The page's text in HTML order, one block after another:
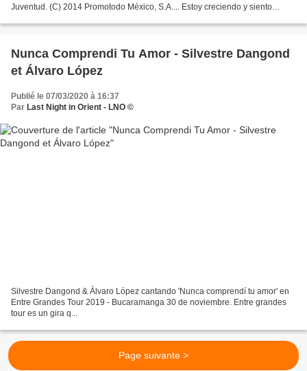
Juventud. (C) 2014 Promotodo México, S.A.... Estoy creciendo y siento
Nunca Comprendi Tu Amor - Silvestre Dangond
et Álvaro López
Publié le 07/03/2020 à 16:37
Par Last Night in Orient - LNO ©
Silvestre Dangond & Álvaro López cantando 'Nunca comprendí tu amor' en
Entre Grandes Tour 2019 - Bucaramanga 30 de noviembre. Entre grandes
tour es un gira q...
Page suivante >